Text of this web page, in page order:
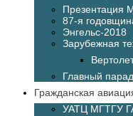
Презентация
87-я
Энгельс-2018
Зарубежная
Главный
Гражданская
УАТЦ МГТГУ